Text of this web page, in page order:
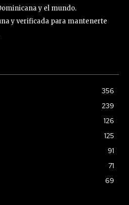
y el mundo.
y verificada para mantenerte
356
239
126
125
91
71
69